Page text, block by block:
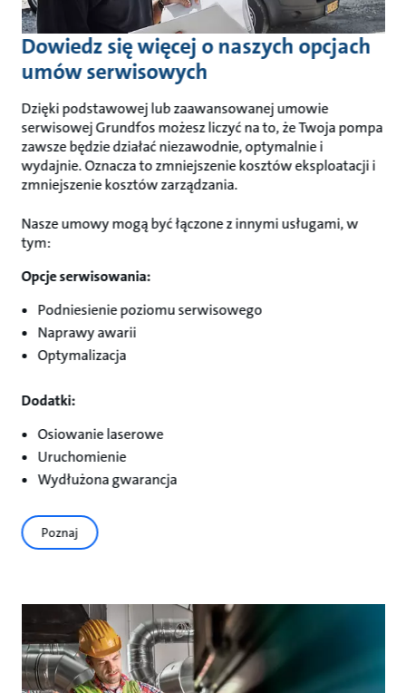
Dowiedz się więcej o naszych opcjach
umów serwisowych
Dzięki podstawowej lub zaawansowanej umowie
serwisowej Grundfos możesz liczyć na to, że Twoja pompa
zawsze będzie działać niezawodnie, optymalnie i
wydajnie. Oznacza to zmniejszenie kosztów eksploatacji i
zmniejszenie kosztów zarządzania.
Nasze umowy mogą być łączone z innymi usługami, w
tym:
Opcje serwisowania:
Podniesienie poziomu serwisowego
Naprawy awarii
Optymalizacja
Dodatki:
Osiowanie laserowe
Uruchomienie
Wydłużona gwarancja
Poznaj